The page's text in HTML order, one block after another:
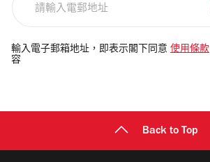
電
郵
輸入電子郵箱地址，即表示閣下同意 使用條款
容
Back to Top